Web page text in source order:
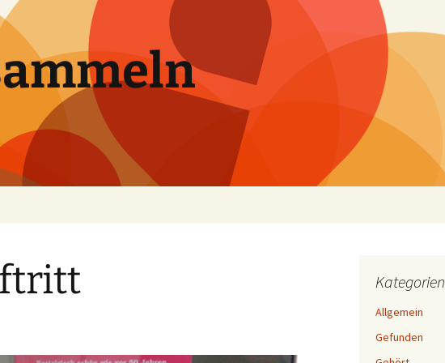
Kategorien
Allgemein
Gefunden